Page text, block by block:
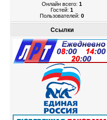
Онлайн всего: 1
Гостей: 1
Пользователей: 0
Ссылки